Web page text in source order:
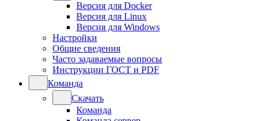
Версия для Docker
Версия для Linux
Версия для Windows
Настройки
Общие сведения
Часто задаваемые вопросы
Инструкции ГОСТ и PDF
Команда
Скачать
Команда